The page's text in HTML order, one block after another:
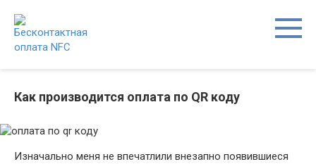
контенту
Как производится оплата по QR коду
Изначально меня не впечатлили внезапно появившиеся